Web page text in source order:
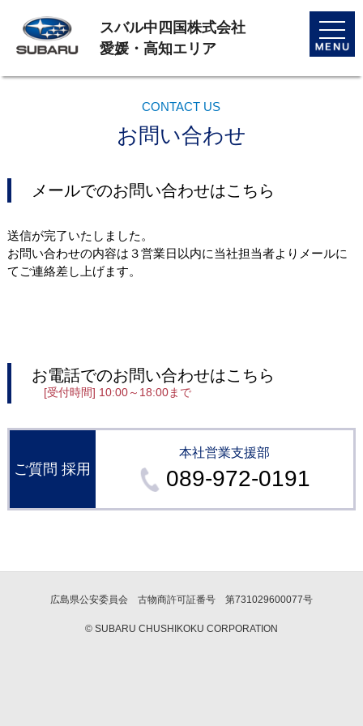
toggle
スバル中四国株式会社
愛媛・高知エリア
CONTACT US
お問い合わせ
メールでのお問い合わせはこちら
送信が完了いたしました。
お問い合わせの内容は３営業日以内に当社担当者よりメールに
てご連絡差し上げます。
お電話でのお問い合わせはこちら
[受付時間] 10:00～18:00まで
ご質問 採用
本社営業支援部
089-972-0191
広島県公安委員会 古物商許可証番号 第731029600077号
© SUBARU CHUSHIKOKU CORPORATION